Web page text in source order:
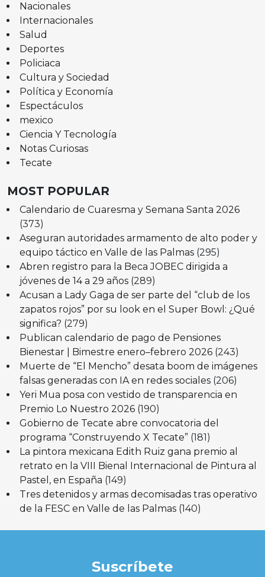
Nacionales
Internacionales
Salud
Deportes
Policiaca
Cultura y Sociedad
Política y Economía
Espectáculos
mexico
Ciencia Y Tecnología
Notas Curiosas
Tecate
MOST POPULAR
Calendario de Cuaresma y Semana Santa 2026
(373)
Aseguran autoridades armamento de alto poder y
equipo táctico en Valle de las Palmas (295)
Abren registro para la Beca JOBEC dirigida a
jóvenes de 14 a 29 años (289)
Acusan a Lady Gaga de ser parte del “club de los
zapatos rojos” por su look en el Super Bowl: ¿Qué
significa? (279)
Publican calendario de pago de Pensiones
Bienestar | Bimestre enero–febrero 2026 (243)
Muerte de “El Mencho” desata boom de imágenes
falsas generadas con IA en redes sociales (206)
Yeri Mua posa con vestido de transparencia en
Premio Lo Nuestro 2026 (190)
Gobierno de Tecate abre convocatoria del
programa “Construyendo X Tecate” (181)
La pintora mexicana Edith Ruiz gana premio al
retrato en la VIII Bienal Internacional de Pintura al
Pastel, en España (149)
Tres detenidos y armas decomisadas tras operativo
de la FESC en Valle de las Palmas (140)
Suscríbete